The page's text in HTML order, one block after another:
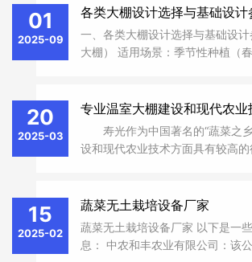
(Venlo Type)‌：经典多脊连栋结构
01
2025-09
各类大棚设计选择与基础设计
一、各类大棚设计选择与基础设
大棚） 适用场景：季节性种植（
米（确保排水坡度≥15°） 材料：
架+防滴露PO膜 日...
20
2025-03
专业温室大棚建设和现代农业
寿光作为中国著名的“蔬菜之乡
设和现代农业技术方面具有较高
室、智能玻璃温室等），...
15
2025-02
蔬菜无土栽培设备厂家
蔬菜无土栽培设备厂家 以下是一
息： 中农和丰农业有限公司‌：该